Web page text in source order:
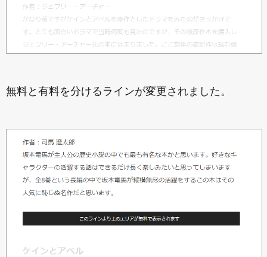
無料と有料を分けるラインが変更されました。